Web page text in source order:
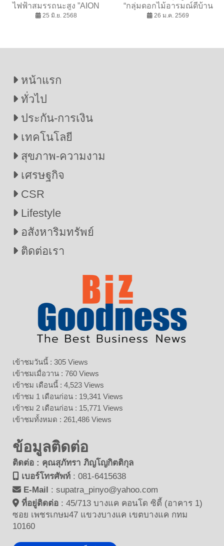
ไฟฟ้าสมรรถนะสูง ”AION
UT” พร้อมเทคโนโลยี
25 มิ.ย. 2568
“กลุ่มดอกไม้อารมณ์ดีบ้าน
นางแลใน” เกษตรปลอดการ
26 ม.ค. 2569
หน้าแรก
ทั่วไป
ประกัน-การเงิน
เทคโนโลยี
สุขภาพ-ความงาม
เศรษฐกิจ
CSR
Lifestyle
อสังหาริมทรัพย์
ติดต่อเรา
เข้าชมวันนี้ : 305 Views
เข้าชมเมื่อวาน : 760 Views
เข้าชม เดือนนี้ : 4,523 Views
เข้าชม 1 เดือนก่อน : 19,341 Views
เข้าชม 2 เดือนก่อน : 15,771 Views
เข้าชมทั้งหมด : 261,486 Views
ข้อมูลติดต่อ
ติดต่อ : คุณสุภัทรา ภิญโญกิตติกุล
เบอร์โทรศัพท์ : 081-6415638
E-Mail : supatra_pinyo@yahoo.com
ที่อยู่ติดต่อ : 45/713 บางแค คอนโด ซิตี้ (อาคาร 1)
ซอย เพชรเกษม47 แขวงบางแค เขตบางแค กทม
10160